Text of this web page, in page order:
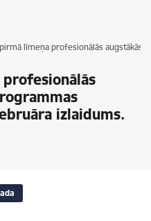
līmeņa profesionālās augstākās
izlaidums.